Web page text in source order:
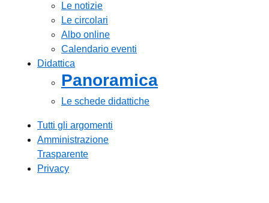
Le notizie
Le circolari
Albo online
Calendario eventi
Didattica
Panoramica
Le schede didattiche
Tutti gli argomenti
Amministrazione
Trasparente
Privacy